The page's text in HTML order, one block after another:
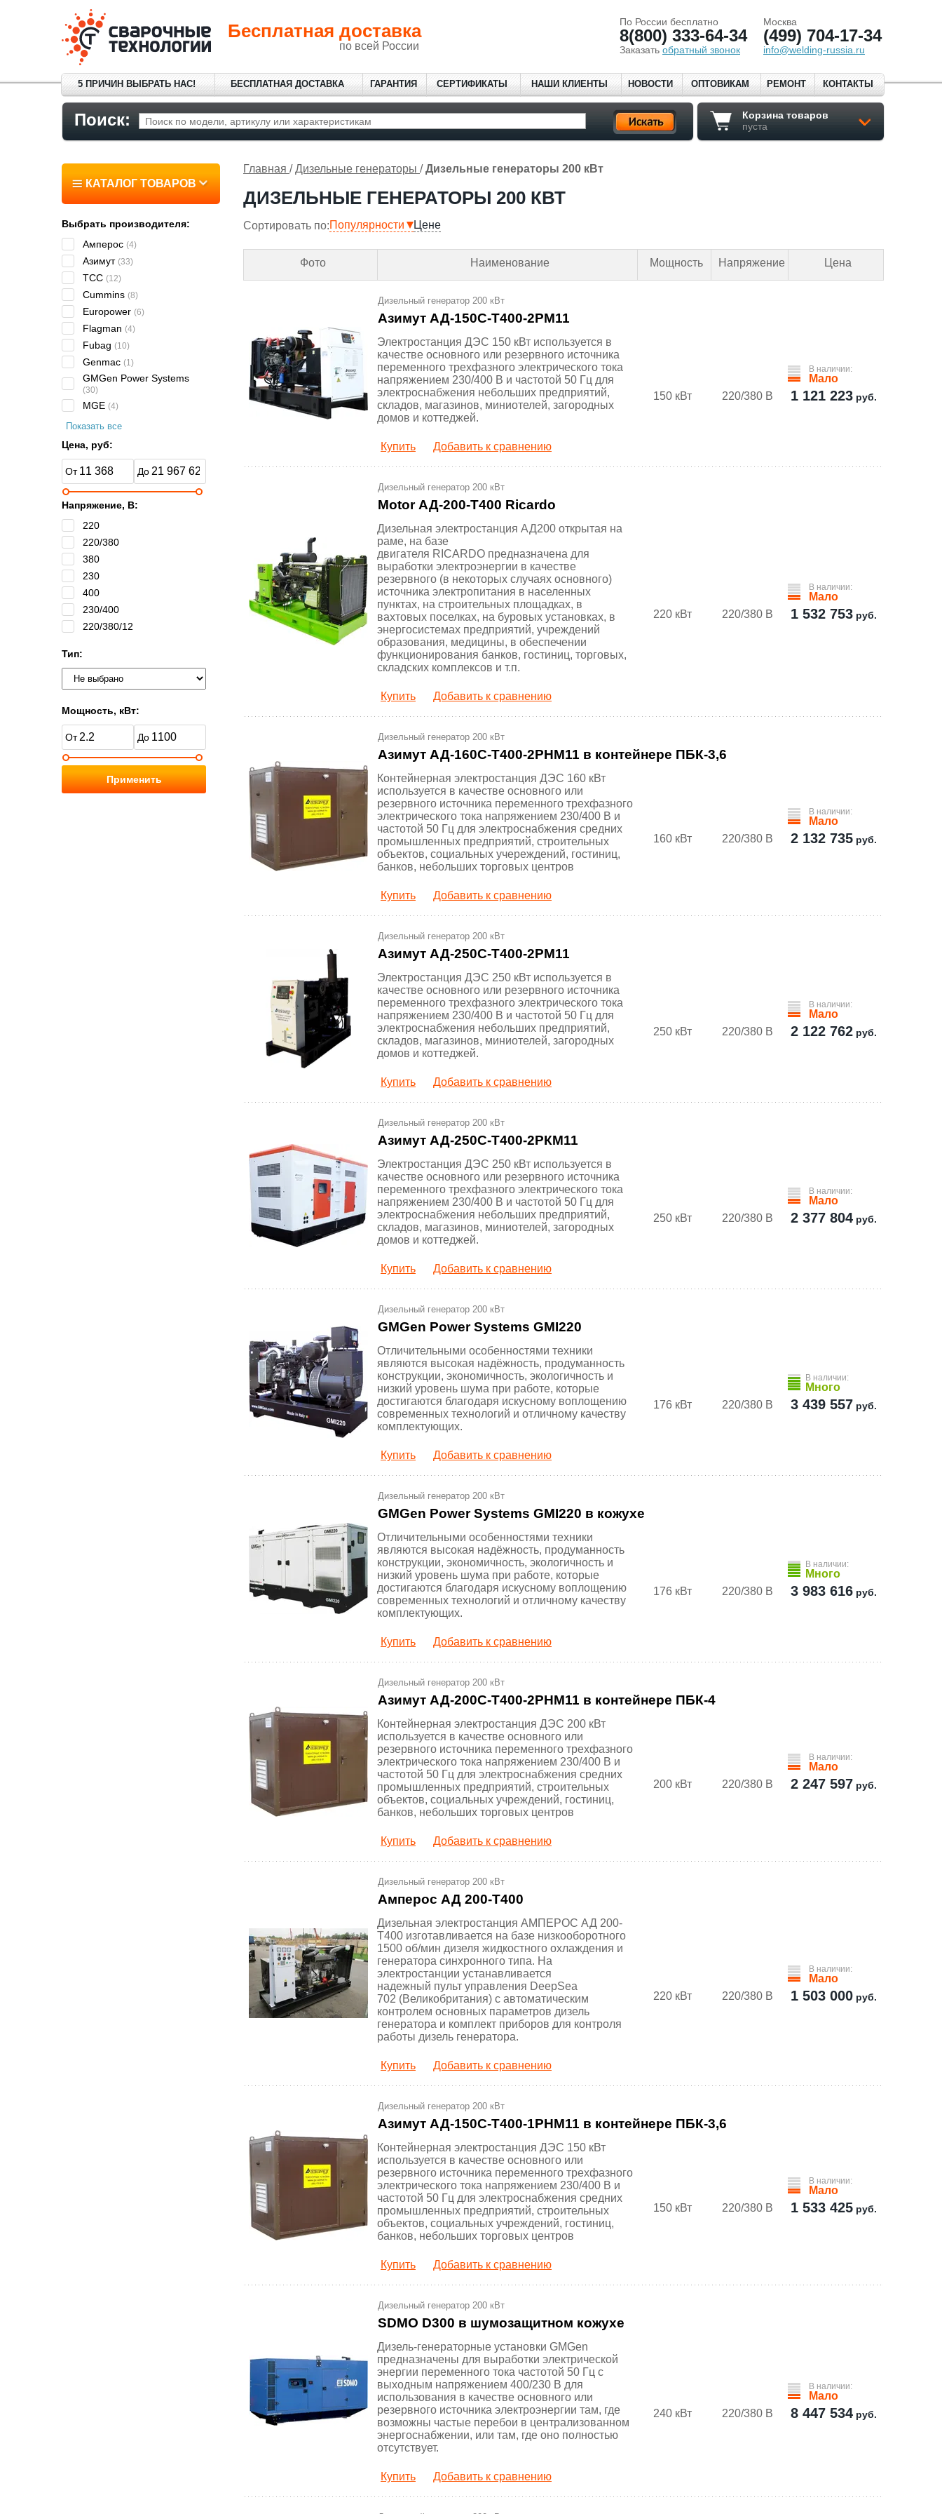
Бесплатная доставка
по всей России
По России бесплатно
8(800) 333-64-34
Заказать обратный звонок
Москва
(499) 704-17-34
info@welding-russia.ru
5 ПРИЧИН ВЫБРАТЬ НАС! БЕСПЛАТНАЯ ДОСТАВКА ГАРАНТИЯ СЕРТИФИКАТЫ НАШИ КЛИЕНТЫ НОВОСТИ ОПТОВИКАМ РЕМОНТ КОНТАКТЫ
Поиск:
Корзина товаров
пуста
Главная /Дизельные генераторы /Дизельные генераторы 200 кВт
ДИЗЕЛЬНЫЕ ГЕНЕРАТОРЫ 200 КВТ
Сортировать по:Популярности Цене
Фото Наименование Мощность Напряжение Цена
Дизельный генератор 200 кВт
Азимут АД-150С-Т400-2РМ11
Электростанция ДЭС 150 кВт используется в
качестве основного или резервного источника
переменного трехфазного электрического тока
напряжением 230/400 В и частотой 50 Гц для
электроснабжения небольших предприятий,
складов, магазинов, миниотелей, загородных
домов и коттеджей.
Купить Добавить к сравнению
150 кВт 220/380 В
В наличии:
Мало
1 121 223 руб.
Дизельный генератор 200 кВт
Motor АД-200-Т400 Ricardo
Дизельная электростанция АД200 открытая на
раме, на базе
двигателя RICARDO предназначена для
выработки электроэнергии в качестве
резервного (в некоторых случаях основного)
источника электропитания в населенных
пунктах, на строительных площадках, в
вахтовых поселках, на буровых установках, в
энергосистемах предприятий, учреждений
образования, медицины, в обеспечении
функционирования банков, гостиниц, торговых,
складских комплексов и т.п.
Купить Добавить к сравнению
220 кВт 220/380 В
В наличии:
Мало
1 532 753 руб.
Дизельный генератор 200 кВт
Азимут АД-160С-Т400-2РНМ11 в контейнере ПБК-3,6
Контейнерная электростанция ДЭС 160 кВт
используется в качестве основного или
резервного источника переменного трехфазного
электрического тока напряжением 230/400 В и
частотой 50 Гц для электроснабжения средних
промышленных предприятий, строительных
объектов, социальных учереждений, гостиниц,
банков, небольших торговых центров
Купить Добавить к сравнению
160 кВт 220/380 В
В наличии:
Мало
2 132 735 руб.
Дизельный генератор 200 кВт
Азимут АД-250С-Т400-2РМ11
Электростанция ДЭС 250 кВт используется в
качестве основного или резервного источника
переменного трехфазного электрического тока
напряжением 230/400 В и частотой 50 Гц для
электроснабжения небольших предприятий,
складов, магазинов, миниотелей, загородных
домов и коттеджей.
Купить Добавить к сравнению
250 кВт 220/380 В
В наличии:
Мало
2 122 762 руб.
Дизельный генератор 200 кВт
Азимут АД-250С-Т400-2РКМ11
Электростанция ДЭС 250 кВт используется в
качестве основного или резервного источника
переменного трехфазного электрического тока
напряжением 230/400 В и частотой 50 Гц для
электроснабжения небольших предприятий,
складов, магазинов, миниотелей, загородных
домов и коттеджей.
Купить Добавить к сравнению
250 кВт 220/380 В
В наличии:
Мало
2 377 804 руб.
Дизельный генератор 200 кВт
GMGen Power Systems GMI220
Отличительными особенностями техники
являются высокая надёжность, продуманность
конструкции, экономичность, экологичность и
низкий уровень шума при работе, которые
достигаются благодаря искусному воплощению
современных технологий и отличному качеству
комплектующих.
Купить Добавить к сравнению
176 кВт 220/380 В
В наличии:
Много
3 439 557 руб.
Дизельный генератор 200 кВт
GMGen Power Systems GMI220 в кожухе
Отличительными особенностями техники
являются высокая надёжность, продуманность
конструкции, экономичность, экологичность и
низкий уровень шума при работе, которые
достигаются благодаря искусному воплощению
современных технологий и отличному качеству
комплектующих.
Купить Добавить к сравнению
176 кВт 220/380 В
В наличии:
Много
3 983 616 руб.
Дизельный генератор 200 кВт
Азимут АД-200С-Т400-2РНМ11 в контейнере ПБК-4
Контейнерная электростанция ДЭС 200 кВт
используется в качестве основного или
резервного источника переменного трехфазного
электрического тока напряжением 230/400 В и
частотой 50 Гц для электроснабжения средних
промышленных предприятий, строительных
объектов, социальных учреждений, гостиниц,
банков, небольших торговых центров
Купить Добавить к сравнению
200 кВт 220/380 В
В наличии:
Мало
2 247 597 руб.
Дизельный генератор 200 кВт
Амперос АД 200-Т400
Дизельная электростанция АМПЕРОС АД 200-
Т400 изготавливается на базе низкооборотного
1500 об/мин дизеля жидкостного охлаждения и
генератора синхронного типа. На
электростанции устанавливается
надежный пульт управления DeepSea
702 (Великобритания) с автоматическим
контролем основных параметров дизель
генератора и комплект приборов для контроля
работы дизель генератора.
Купить Добавить к сравнению
220 кВт 220/380 В
В наличии:
Мало
1 503 000 руб.
Дизельный генератор 200 кВт
Азимут АД-150С-Т400-1РНМ11 в контейнере ПБК-3,6
Контейнерная электростанция ДЭС 150 кВт
используется в качестве основного или
резервного источника переменного трехфазного
электрического тока напряжением 230/400 В и
частотой 50 Гц для электроснабжения средних
промышленных предприятий, строительных
объектов, социальных учреждений, гостиниц,
банков, небольших торговых центров
Купить Добавить к сравнению
150 кВт 220/380 В
В наличии:
Мало
1 533 425 руб.
Дизельный генератор 200 кВт
SDMO D300 в шумозащитном кожухе
Дизель-генераторные установки GMGen
предназначены для выработки электрической
энергии переменного тока частотой 50 Гц с
выходным напряжением 400/230 В для
использования в качестве основного или
резервного источника электроэнергии там, где
возможны частые перебои в централизованном
энергоснабжении, или там, где оно полностью
отсутствует.
Купить Добавить к сравнению
240 кВт 220/380 В
В наличии:
Мало
8 447 534 руб.
КАТАЛОГ ТОВАРОВ
Выбрать производителя:
Амперос (4)
Азимут (33)
ТСС (12)
Cummins (8)
Europower (6)
Flagman (4)
Fubag (10)
Genmac (1)
GMGen Power Systems
(30)
MGE (4)
Показать все
Цена, руб:
Напряжение, В:
220
220/380
380
230
400
230/400
220/380/12
Тип:
Мощность, кВт:
Применить